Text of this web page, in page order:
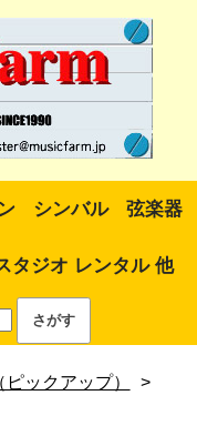
シンバル 弦楽器
タジオ レンタル 他
ックアップ） >